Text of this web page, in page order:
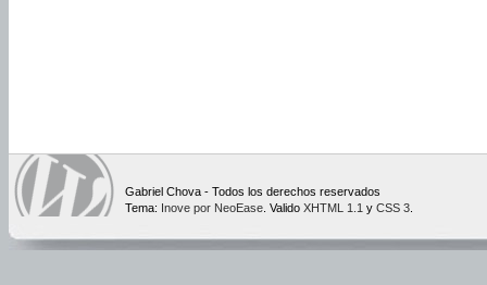
Gabriel Chova - Todos los derechos reservados
Tema: Inove por NeoEase . Valido XHTML 1.1 y CSS 3